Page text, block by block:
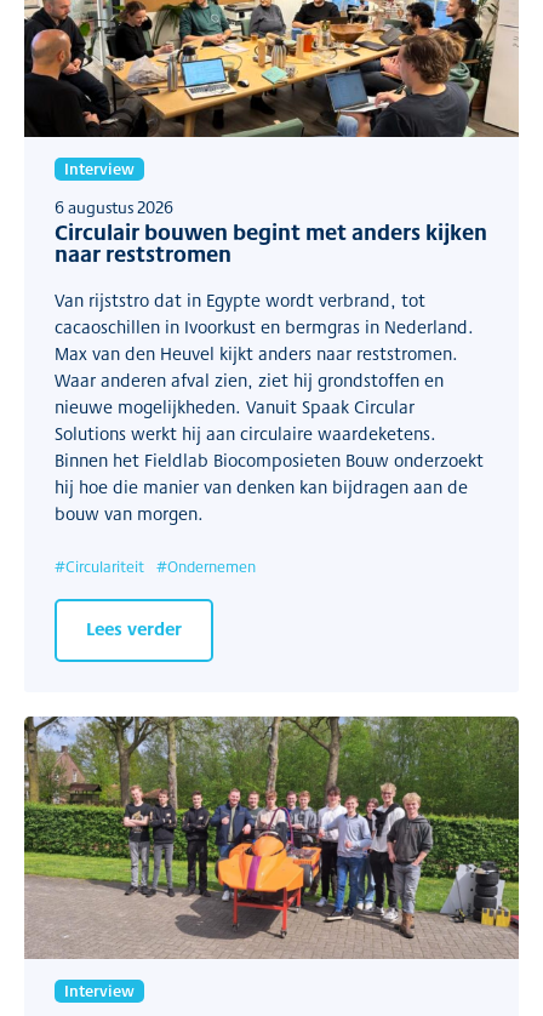
Interview
6 augustus 2026
Circulair bouwen begint met anders kijken
naar reststromen
Van rijststro dat in Egypte wordt verbrand, tot
cacaoschillen in Ivoorkust en bermgras in Nederland.
Max van den Heuvel kijkt anders naar reststromen.
Waar anderen afval zien, ziet hij grondstoffen en
nieuwe mogelijkheden. Vanuit Spaak Circular
Solutions werkt hij aan circulaire waardeketens.
Binnen het Fieldlab Biocomposieten Bouw onderzoekt
hij hoe die manier van denken kan bijdragen aan de
bouw van morgen.
#Circulariteit #Ondernemen
Lees verder
Interview